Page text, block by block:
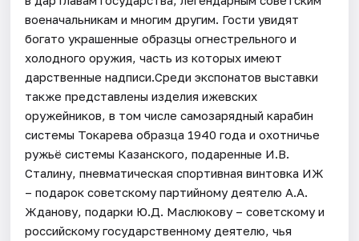
военачальникам и многим другим. Гости увидят
богато украшенные образцы огнестрельного и
холодного оружия, часть из которых имеют
дарственные надписи.Среди экспонатов выставки
также представлены изделия ижевских
оружейников, в том числе самозарядный карабин
системы Токарева образца 1940 года и охотничье
ружьё системы Казанского, подаренные И.В.
Сталину, пневматическая спортивная винтовка ИЖ
– подарок советскому партийному деятелю А.А.
Жданову, подарки Ю.Д. Маслюкову – советскому и
российскому государственному деятелю, чья